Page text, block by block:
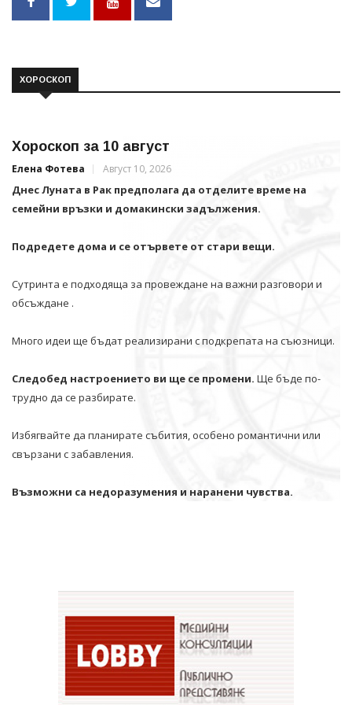
ХОРОСКОП
Хороскоп за 10 август
Елена Фотева Август 10, 2026
Днес Луната в Рак предполага да отделите време на
семейни връзки и домакински задължения.
Подредете дома и се отървете от стари вещи.
Сутринта е подходяща за провеждане на важни разговори и
обсъждане .
Много идеи ще бъдат реализирани с подкрепата на съюзници.
Следобед настроението ви ще се промени. Ще бъде по-
трудно да се разбирате.
Избягвайте да планирате събития, особено романтични или
свързани с забавления.
Възможни са недоразумения и наранени чувства.